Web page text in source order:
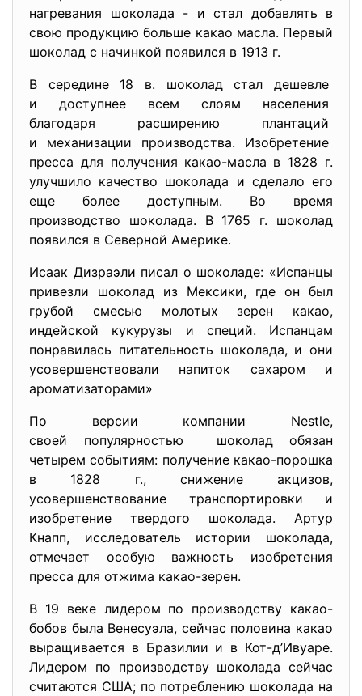
нагревания шоколада - и стал добавлять в
свою продукцию больше какао масла. Первый
шоколад с начинкой появился в 1913 г.
В середине 18 в. шоколад стал дешевле
и доступнее всем слоям населения
благодаря расширению плантаций
и механизации производства. Изобретение
пресса для получения какао-масла в 1828 г.
улучшило качество шоколада и сделало его
еще более доступным. Во время
производство шоколада. В 1765 г. шоколад
появился в Северной Америке.
Исаак Дизраэли писал о шоколаде: «Испанцы
привезли шоколад из Мексики, где он был
грубой смесью молотых зерен какао,
индейской кукурузы и специй. Испанцам
понравилась питательность шоколада, и они
усовершенствовали напиток сахаром и
ароматизаторами»
По версии компании Nestle,
своей популярностью шоколад обязан
четырем событиям: получение какао-порошка
в 1828 г., снижение акцизов,
усовершенствование транспортировки и
изобретение твердого шоколада. Артур
Кнапп, исследователь истории шоколада,
отмечает особую важность изобретения
пресса для отжима какао-зерен.
В 19 веке лидером по производству какао-
бобов была Венесуэла, сейчас половина какао
выращивается в Бразилии и в Кот-д’Ивуаре.
Лидером по производству шоколада сейчас
считаются США; по потреблению шоколада на